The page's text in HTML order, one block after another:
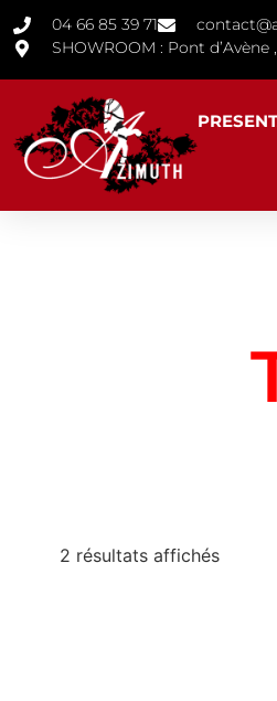
04 66 85 39 71
SHOWROOM : Pont
2 résultats affichés